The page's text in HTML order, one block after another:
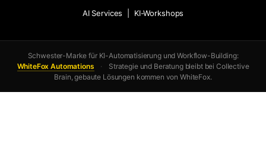
AI Services
KI-Workshops
Schwester-Marke für KI-Automatisierung und Workflow-Building:
WhiteFox Automations
·
Strategie und Beratung bleibt bei Collective
Brain, gebaute Lösungen kommen von WhiteFox.